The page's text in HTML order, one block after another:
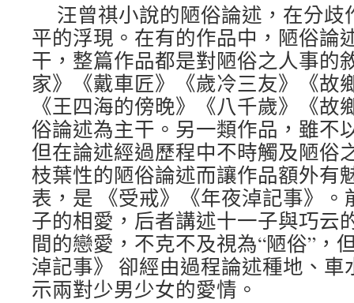
汪曾祺小說的陋俗論述，在分
平的浮現。在有的作品中，陋俗論
干，整篇作品都是對陋俗之人事的
家》《戴車匠》《歲冷三友》《故
《王四海的傍晚》《八千歲》《故
俗論述為主干。另一類作品，雖不
但在論述經過歷程中不時觸及陋俗
枝葉性的陋俗論述而讓作品額外有
表，是 《受戒》《年夜淖記事》
子的相愛，后者講述十一子與巧云
間的戀愛，不克不及視為“陋俗”，
淖記事》 卻經由過程論述種地、
示兩對少男少女的愛情。